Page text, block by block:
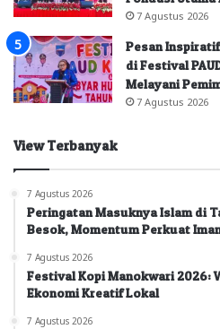
7 Agustus 2026
Pesan Inspiratif
di Festival
Melayani
7 Agustus 2026
View Terbanyak
7 Agustus 2026
Peringatan Masuknya Islam di
Besok, Momentum Perkuat
7 Agustus 2026
Festival Kopi Manokwari 2026:
Ekonomi Kreatif Lokal
7 Agustus 2026